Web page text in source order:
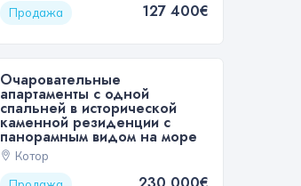
Продажа
127 400€
Очаровательные
апартаменты с одной
спальней в исторической
каменной резиденции с
панорамным видом на море
Котор